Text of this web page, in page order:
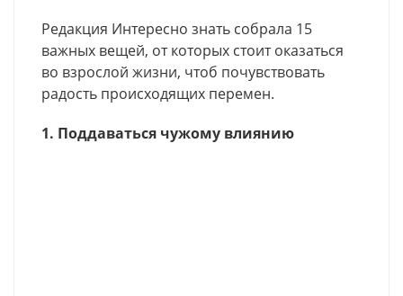
Редакция Интересно знать собрала 15
важных вещей, от которых стоит оказаться
во взрослой жизни, чтоб почувствовать
радость происходящих перемен.
1. Поддаваться чужому влиянию